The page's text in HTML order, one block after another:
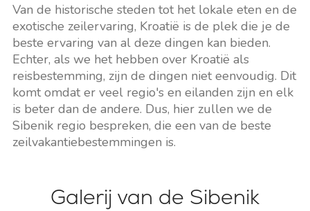
Van de historische steden tot het lokale eten en de
exotische zeilervaring, Kroatië is de plek die je de
beste ervaring van al deze dingen kan bieden.
Echter, als we het hebben over Kroatië als
reisbestemming, zijn de dingen niet eenvoudig. Dit
komt omdat er veel regio's en eilanden zijn en elk
is beter dan de andere. Dus, hier zullen we de
Sibenik regio bespreken, die een van de beste
zeilvakantiebestemmingen is.
Galerij van de Sibenik